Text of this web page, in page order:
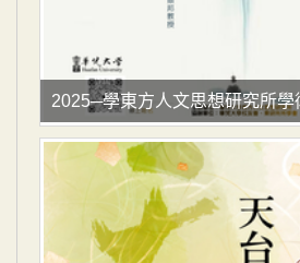
2025─學東方人文思想研究所學